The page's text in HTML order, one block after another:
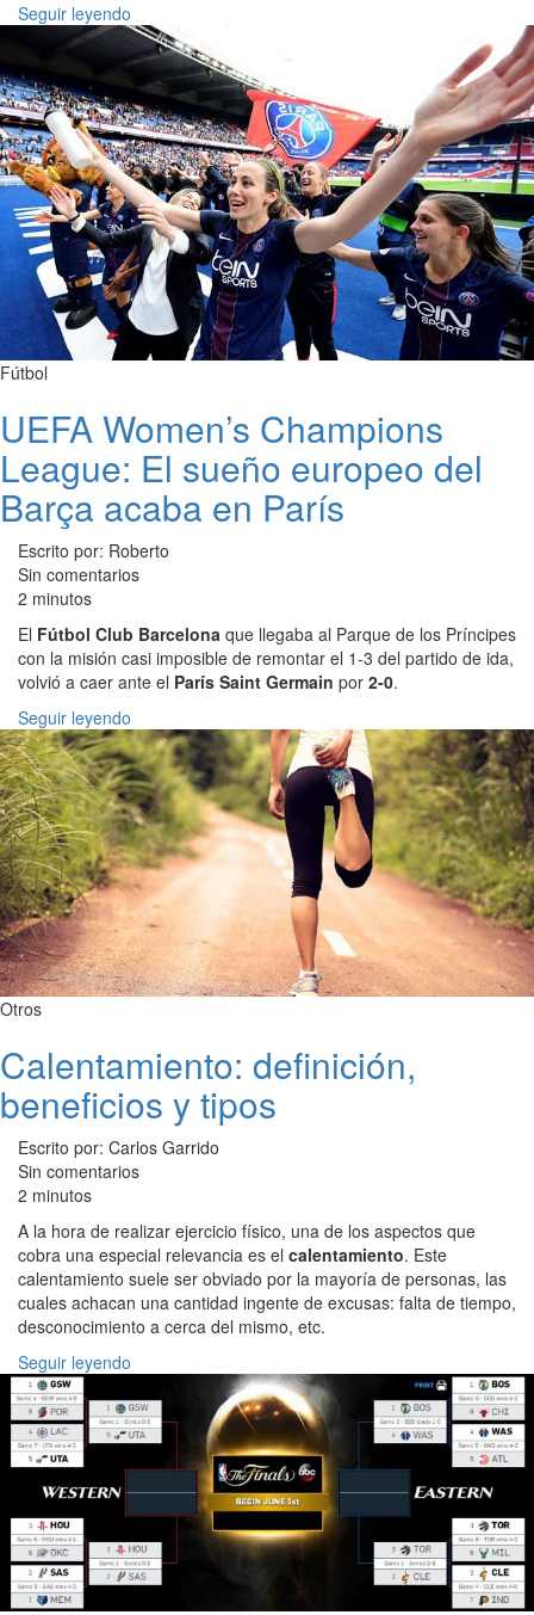
Seguir leyendo
Fútbol
UEFA Women’s Champions
League: El sueño europeo del
Barça acaba en París
Escrito por: Roberto
Sin comentarios
2 minutos
El Fútbol Club Barcelona que llegaba al Parque de los Príncipes
con la misión casi imposible de remontar el 1-3 del partido de ida,
volvió a caer ante el París Saint Germain por 2-0.
Seguir leyendo
Otros
Calentamiento: definición,
beneficios y tipos
Escrito por: Carlos Garrido
Sin comentarios
2 minutos
A la hora de realizar ejercicio físico, una de los aspectos que
cobra una especial relevancia es el calentamiento. Este
calentamiento suele ser obviado por la mayoría de personas, las
cuales achacan una cantidad ingente de excusas: falta de tiempo,
desconocimiento a cerca del mismo, etc.
Seguir leyendo